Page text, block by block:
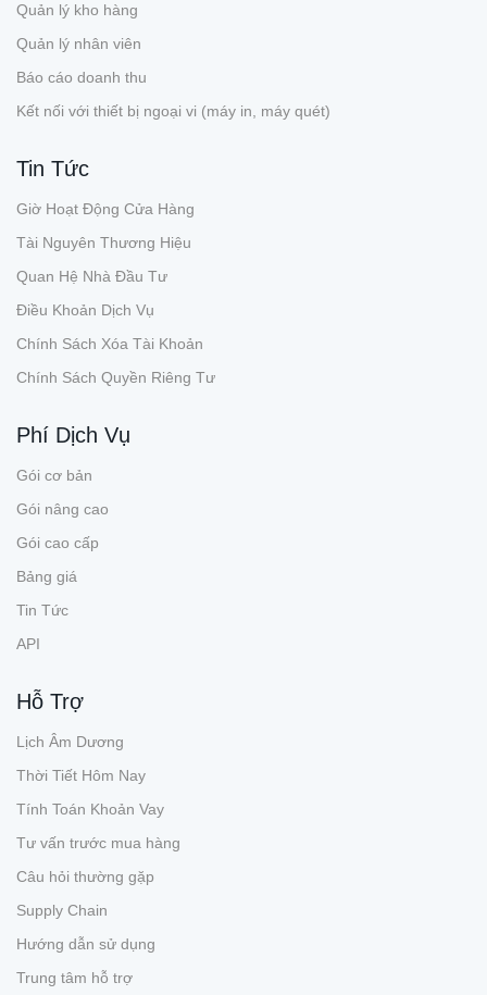
Quản lý kho hàng
Quản lý nhân viên
Báo cáo doanh thu
Kết nối với thiết bị ngoại vi (máy in, máy quét)
Tin Tức
Giờ Hoạt Động Cửa Hàng
Tài Nguyên Thương Hiệu
Quan Hệ Nhà Đầu Tư
Điều Khoản Dịch Vụ
Chính Sách Xóa Tài Khoản
Chính Sách Quyền Riêng Tư
Phí Dịch Vụ
Gói cơ bản
Gói nâng cao
Gói cao cấp
Bảng giá
Tin Tức
API
Hỗ Trợ
Lịch Âm Dương
Thời Tiết Hôm Nay
Tính Toán Khoản Vay
Tư vấn trước mua hàng
Câu hỏi thường gặp
Supply Chain
Hướng dẫn sử dụng
Trung tâm hỗ trợ